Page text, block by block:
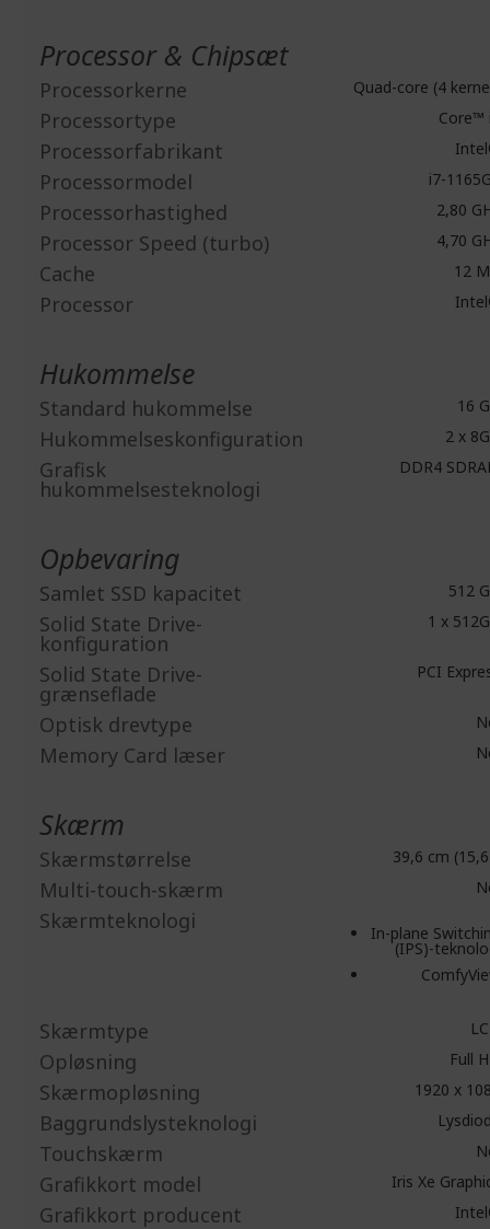
Processor & Chipsæt
Processorkerne Quad-core (4
Processortype Core™
Processorfabrikant
Processormodel i7-
Processorhastighed 2,80
Processor Speed (turbo) 4,70
Cache 12
Processor
Hukommelse
Standard hukommelse 16
Hukommelseskonfiguration 2 x
Grafisk
hukommelsesteknologi
DDR4
Opbevaring
Samlet SSD kapacitet 512
Solid State Drive-
konfiguration
1 x
Solid State Drive-
grænseflade
PCI
Optisk drevtype
Memory Card læser
Skærm
Skærmstørrelse 39,6 cm
Multi-touch-skærm
Skærmteknologi In-plane
(IPS)-
Skærmtype
Opløsning Full
Skærmopløsning 1920 x
Baggrundslysteknologi
Touchskærm
Grafikkort model Iris Xe
Grafikkort producent